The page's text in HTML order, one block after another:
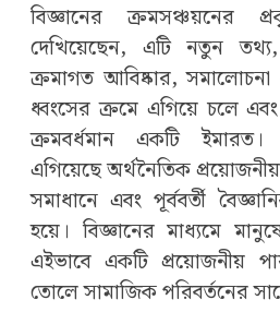
বিজ্ঞানের ক্রমসঞ্চয়নের
দেখিয়েছেন, এটি নতুন
ক্রমাগত আবিষ্কার, সমালোচনা
ধ্বংসের ক্রমে এগিয়ে চলে
ক্রমবর্ধমান একটি ইমারত।
এগিয়েছে অর্থনৈতিক
সমাধানে এবং পূর্ববর্তী
হয়ে। বিজ্ঞানের মাধ্যমে
এইভাবে একটি প্রয়োজনীয়
তোলে সামাজিক পরিবর্তনের